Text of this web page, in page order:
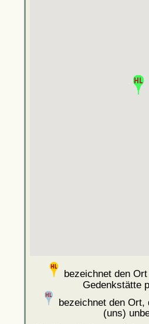
bezeichnet den Ort
Gedenkstätte
bezeichnet den
(uns)